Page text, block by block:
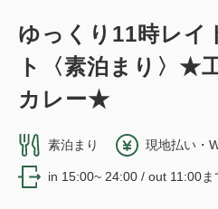
ゆっくり11時レイ
ト〈素泊まり〉★
カレー★
素泊まり 現地払い・
in 15:00~ 24:00 / out 11:00ま